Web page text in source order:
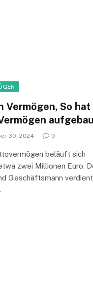
Vermögen, So
30, 2024 0
beläuft sich
zwei Millionen Euro.
Geschäftsmann